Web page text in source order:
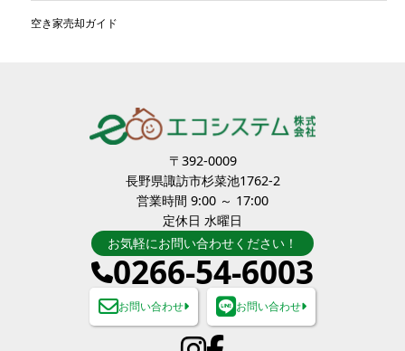
空き家売却ガイド
〒392-0009
長野県諏訪市杉菜池1762-2
営業時間 9:00 ～ 17:00
定休日 水曜日
お気軽にお問い合わせください！
0266-54-6003
お問い合わせ お問い合わせ